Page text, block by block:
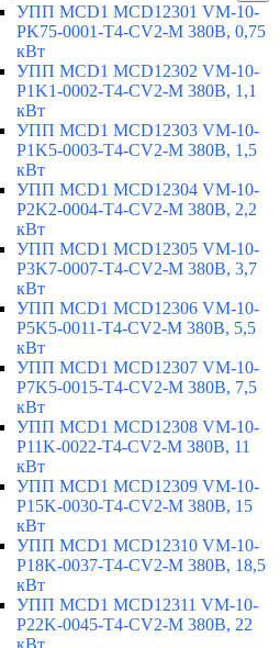
УПП MCD1 MCD12301 VM-10-
PK75-0001-T4-CV2-M 380В, 0,75
кВт
УПП MCD1 MCD12302 VM-10-
P1K1-0002-T4-CV2-M 380В, 1,1
кВт
УПП MCD1 MCD12303 VM-10-
P1K5-0003-T4-CV2-M 380В, 1,5
кВт
УПП MCD1 MCD12304 VM-10-
P2K2-0004-T4-CV2-M 380В, 2,2
кВт
УПП MCD1 MCD12305 VM-10-
P3K7-0007-T4-CV2-M 380В, 3,7
кВт
УПП MCD1 MCD12306 VM-10-
P5K5-0011-T4-CV2-M 380В, 5,5
кВт
УПП MCD1 MCD12307 VM-10-
P7K5-0015-T4-CV2-M 380В, 7,5
кВт
УПП MCD1 MCD12308 VM-10-
P11K-0022-T4-CV2-M 380В, 11
кВт
УПП MCD1 MCD12309 VM-10-
P15K-0030-T4-CV2-M 380В, 15
кВт
УПП MCD1 MCD12310 VM-10-
P18K-0037-T4-CV2-M 380В, 18,5
кВт
УПП MCD1 MCD12311 VM-10-
P22K-0045-T4-CV2-M 380В, 22
кВт